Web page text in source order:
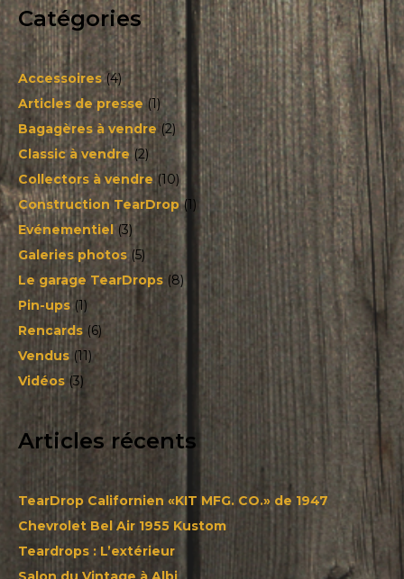
Catégories
Accessoires(4)
Articles de presse(1)
Bagagères à vendre (2)
Classic à vendre (2)
Collectors à vendre(10)
Construction TearDrop(1)
Evénementiel (3)
Galeries photos (5)
Le garage TearDrops (8)
Pin-ups(1)
Rencards (6)
Vendus (11)
Vidéos (3)
Articles récents
TearDrop Californien «KIT MFG. CO.» de 1947
Chevrolet Bel Air 1955 Kustom
Teardrops : L’extérieur